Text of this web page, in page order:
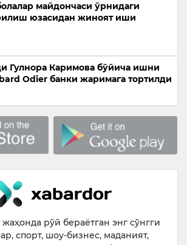
майдончаси ўрнидаги
юзасидан жиноят иши
Гулнора Каримова бўйича ишни
Odier банки жаримага тортилди
рўй бераётган энг сўнгги
спорт, шоу-бизнес, маданият,